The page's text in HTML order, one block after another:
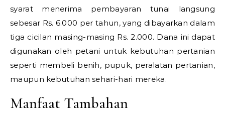
syarat menerima pembayaran tunai langsung
sebesar Rs. 6.000 per tahun, yang dibayarkan dalam
tiga cicilan masing-masing Rs. 2.000. Dana ini dapat
digunakan oleh petani untuk kebutuhan pertanian
seperti membeli benih, pupuk, peralatan pertanian,
maupun kebutuhan sehari-hari mereka.
Manfaat Tambahan